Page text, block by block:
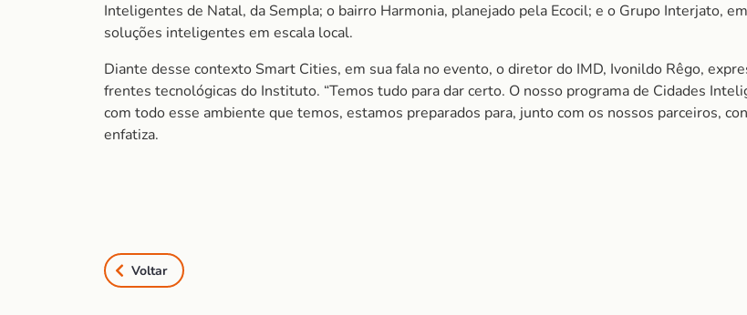
Inteligentes de Natal, da Sempla; o bairro Harmonia, planejado pela Ecocil; e o Grupo Interjato,
soluções inteligentes em escala local.
Diante desse contexto Smart Cities, em sua fala no evento, o diretor do IMD, Ivonildo Rêgo,
frentes tecnológicas do Instituto. “Temos tudo para dar certo. O nosso programa de Cidades
com todo esse ambiente que temos, estamos preparados para, junto com os nossos parceiros,
enfatiza.
Voltar